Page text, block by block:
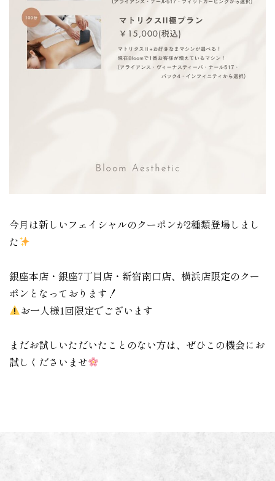
今月は新しいフェイシャルのクーポンが2種類登場しまし
た
銀座本店・銀座7丁目店・新宿南口店、横浜店限定のクー
ポンとなっております！
お一人様1回限定でございます
まだお試しいただいたことのない方は、ぜひこの機会にお
試しくださいませ